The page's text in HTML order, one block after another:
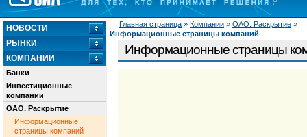
Главная страница » Компании » ОАО. Раскрытие »
Информационные страницы компаний
НОВОСТИ
РЫНКИ
КОМПАНИИ
Банки
Инвестиционные
компании
ОАО. Раскрытие
Информационные
страницы компаний
Информационные страницы